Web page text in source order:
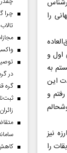
را
اول و
به
این
و
نیز
را
چرا
در
گره